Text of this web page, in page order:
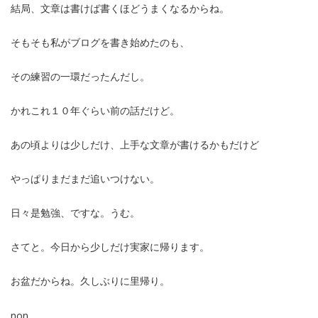
結局、文章は書けば書くほどうまくなるからね。
そもそも私がブログを書き始めたのも、
その練習の一環だったんだし。
かれこれ１０年ぐらい前の話だけど。
あの頃よりは少しだけ、上手な文章が書けるかもだけど
やっぱりまだまだ追いつけない。
日々是勉強、ですな。うむ。
さてと。今日から少しだけ実家に帰ります。
お盆だからね。久しぶりに里帰り。
non